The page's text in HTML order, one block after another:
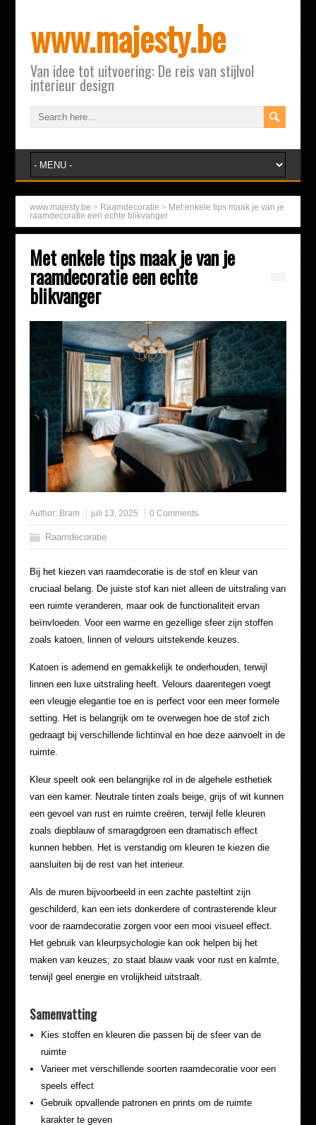
www.majesty.be
Van idee tot uitvoering: De reis van stijlvol
interieur design
www.majesty.be > Raamdecoratie > Met enkele tips maak je van je
raamdecoratie een echte blikvanger
Met enkele tips maak je van je
raamdecoratie een echte
blikvanger
Author: Bram juli 13, 2025 0 Comments
Raamdecoratie
Bij het kiezen van raamdecoratie is de stof en kleur van
cruciaal belang. De juiste stof kan niet alleen de uitstraling van
een ruimte veranderen, maar ook de functionaliteit ervan
beïnvloeden. Voor een warme en gezellige sfeer zijn stoffen
zoals katoen, linnen of velours uitstekende keuzes.
Katoen is ademend en gemakkelijk te onderhouden, terwijl
linnen een luxe uitstraling heeft. Velours daarentegen voegt
een vleugje elegantie toe en is perfect voor een meer formele
setting. Het is belangrijk om te overwegen hoe de stof zich
gedraagt bij verschillende lichtinval en hoe deze aanvoelt in de
ruimte.
Kleur speelt ook een belangrijke rol in de algehele esthetiek
van een kamer. Neutrale tinten zoals beige, grijs of wit kunnen
een gevoel van rust en ruimte creëren, terwijl felle kleuren
zoals diepblauw of smaragdgroen een dramatisch effect
kunnen hebben. Het is verstandig om kleuren te kiezen die
aansluiten bij de rest van het interieur.
Als de muren bijvoorbeeld in een zachte pasteltint zijn
geschilderd, kan een iets donkerdere of contrasterende kleur
voor de raamdecoratie zorgen voor een mooi visueel effect.
Het gebruik van kleurpsychologie kan ook helpen bij het
maken van keuzes; zo staat blauw vaak voor rust en kalmte,
terwijl geel energie en vrolijkheid uitstraalt.
Samenvatting
Kies stoffen en kleuren die passen bij de sfeer van de
ruimte
Varieer met verschillende soorten raamdecoratie voor een
speels effect
Gebruik opvallende patronen en prints om de ruimte
karakter te geven